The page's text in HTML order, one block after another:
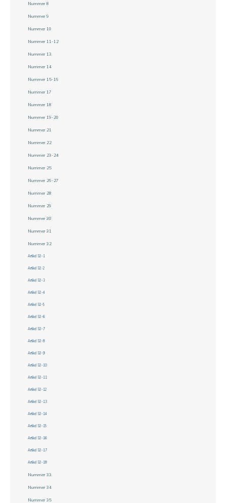
Nummer 8
Nummer 9
Nummer 10
Nummer 11-12
Nummer 13
Nummer 14
Nummer 15-16
Nummer 17
Nummer 18
Nummer 19-20
Nummer 21
Nummer 22
Nummer 23-24
Nummer 25
Nummer 26-27
Nummer 28
Nummer 29
Nummer 30
Nummer 31
Nummer 32
Artikel 32-1
Artikel 32-2
Artikel 32-3
Artikel 32-4
Artikel 32-5
Artikel 32-6
Artikel 32-7
Artikel 32-8
Artikel 32-9
Artikel 32-10
Artikel 32-11
Artikel 32-12
Artikel 32-13
Artikel 32-14
Artikel 32-15
Artikel 32-16
Artikel 32-17
Artikel 32-18
Nummer 33
Nummer 34
Nummer 35